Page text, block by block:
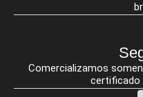
Comercializamos
certificado